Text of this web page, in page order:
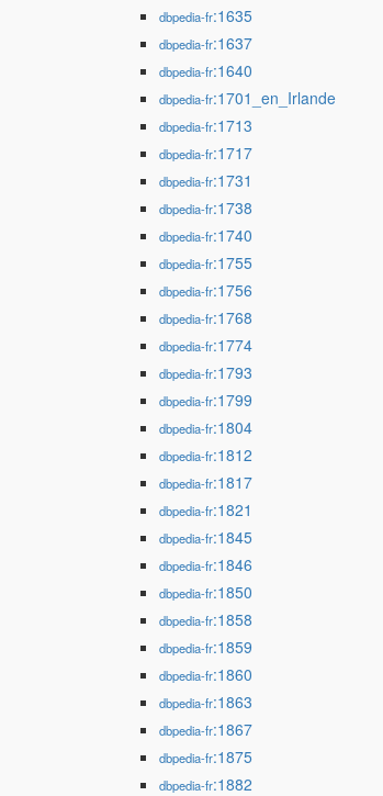
dbpedia-fr:1635
dbpedia-fr:1637
dbpedia-fr:1640
dbpedia-fr:1701_en_Irlande
dbpedia-fr:1713
dbpedia-fr:1717
dbpedia-fr:1731
dbpedia-fr:1738
dbpedia-fr:1740
dbpedia-fr:1755
dbpedia-fr:1756
dbpedia-fr:1768
dbpedia-fr:1774
dbpedia-fr:1793
dbpedia-fr:1799
dbpedia-fr:1804
dbpedia-fr:1812
dbpedia-fr:1817
dbpedia-fr:1821
dbpedia-fr:1845
dbpedia-fr:1846
dbpedia-fr:1850
dbpedia-fr:1858
dbpedia-fr:1859
dbpedia-fr:1860
dbpedia-fr:1863
dbpedia-fr:1867
dbpedia-fr:1875
dbpedia-fr:1882